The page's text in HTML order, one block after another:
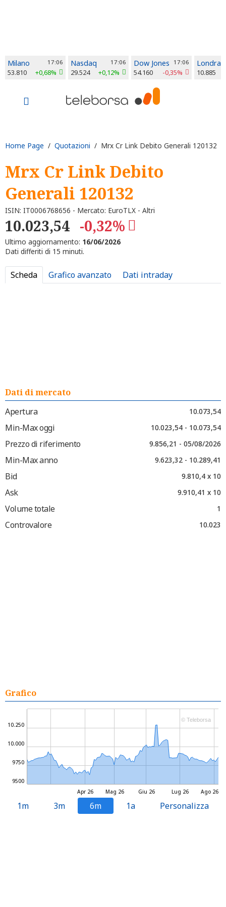
Milano 17:06
53.810 +0,68%
Nasdaq 17:06
29.524 +0,12%
Dow Jones 17:06
54.160 -0,35%
Londra
10.885
Home Page / Quotazioni / Mrx Cr Link Debito Generali 120132
Mrx Cr Link Debito
Generali 120132
ISIN: IT0006768656 - Mercato: EuroTLX - Altri
10.023,54 -0,32%
Ultimo aggiornamento: 16/06/2026
Dati differiti di 15 minuti.
Scheda Grafico avanzato Dati intraday
Dati di mercato
Apertura
10.073,54
Min-Max oggi 10.023,54 - 10.073,54
Prezzo di riferimento 9.856,21 - 05/08/2026
Min-Max anno 9.623,32 - 10.289,41
Bid 9.810,4 x 10
Ask 9.910,41 x 10
Volume totale 1
Controvalore 10.023
Grafico
Mag 26 Lug 26
Apr 26 Giu 26 Ago 26
9500
9750
10.000
10.250
© Teleborsa
1m 3m 6m 1a Personalizza